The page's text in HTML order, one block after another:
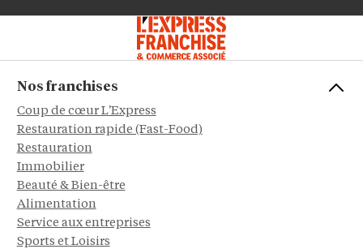
Nos franchises
Coup de cœur L'Express
Restauration rapide (Fast-Food)
Restauration
Immobilier
Beauté & Bien-être
Alimentation
Service aux entreprises
Sports et Loisirs